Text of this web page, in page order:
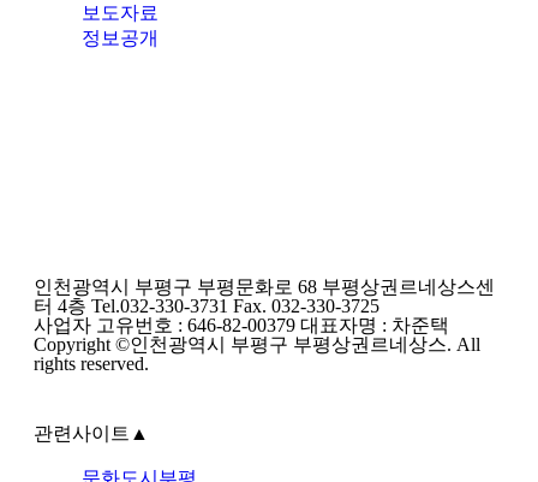
보도자료
정보공개
인천광역시 부평구 부평문화로 68 부평상권르네상스센
터 4층 Tel.032-330-3731 Fax. 032-330-3725
사업자 고유번호 : 646-82-00379 대표자명 : 차준택
Copyright ©인천광역시 부평구 부평상권르네상스. All
rights reserved.
관련사이트 ▲
문화도시부평